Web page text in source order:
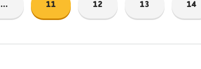
... 11 12 13 14